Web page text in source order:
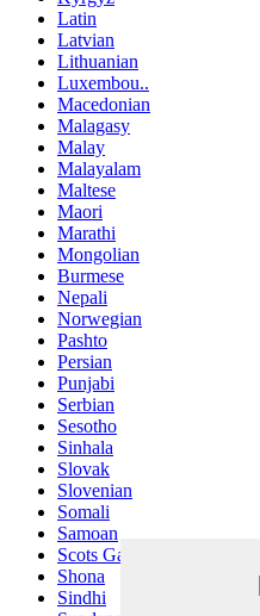
Latin
Latvian
Lithuanian
Luxembou..
Macedonian
Malagasy
Malay
Malayalam
Maltese
Maori
Marathi
Mongolian
Burmese
Nepali
Norwegian
Pashto
Persian
Punjabi
Serbian
Sesotho
Sinhala
Slovak
Slovenian
Somali
Samoan
Scots Gaelic
Shona
Sindhi